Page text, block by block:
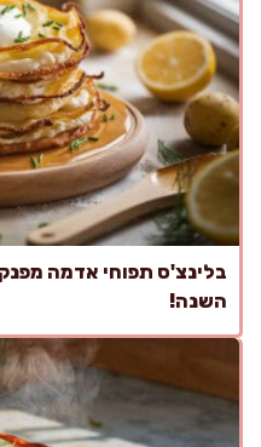
השנה!